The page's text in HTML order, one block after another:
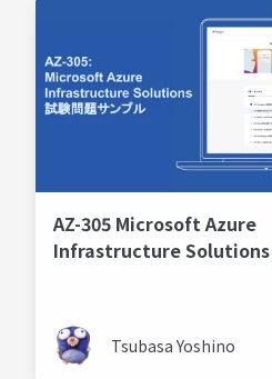
AZ-305 Microsoft Azure
Infrastructure Solutions
Tsubasa Yoshino